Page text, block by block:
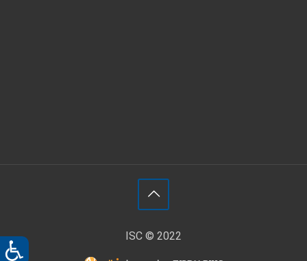
ISC © 2022